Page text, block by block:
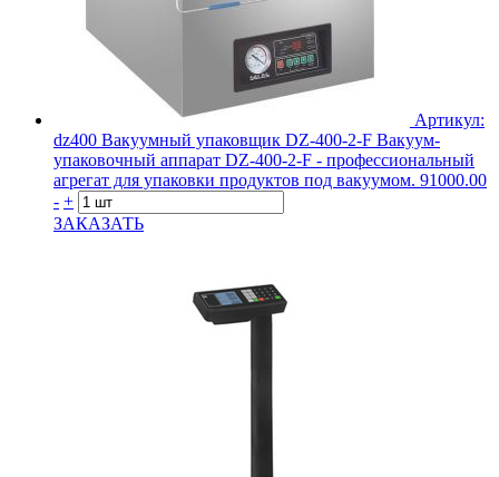
Артикул:
dz400 Вакуумный упаковщик DZ-400-2-F Вакуум-
упаковочный аппарат DZ-400-2-F - профессиональный
агрегат для упаковки продуктов под вакуумом. 91000.00
- +
ЗАКАЗАТЬ